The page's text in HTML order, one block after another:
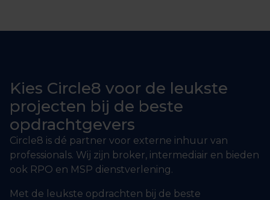
Kies Circle8 voor de leukste
projecten bij de beste
opdrachtgevers
Circle8 is dé partner voor externe inhuur van
professionals. Wij zijn broker, intermediair en bieden
ook RPO en MSP dienstverlening.
Met de leukste opdrachten bij de beste